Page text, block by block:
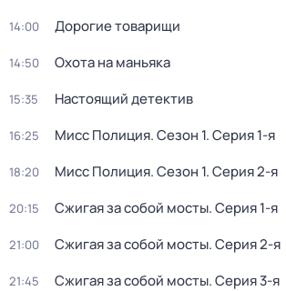
14:00 Дорогие товарищи
14:50 Охота на маньяка
15:35 Настоящий детектив
16:25 Мисс Полиция. Сезон 1. Серия 1-я
18:20 Мисс Полиция. Сезон 1. Серия 2-я
20:15 Сжигая за собой мосты. Серия 1-я
21:00 Сжигая за собой мосты. Серия 2-я
21:45 Сжигая за собой мосты. Серия 3-я